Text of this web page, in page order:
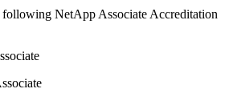
NetApp Associate Accreditation